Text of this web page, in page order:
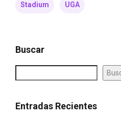
Stadium UGA
Buscar
Entradas Recientes